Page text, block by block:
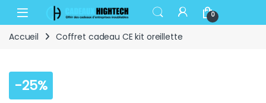
Skip to navigation
Skip to content
Open 0
Accueil Coffret cadeau CE kit oreillette
-25%